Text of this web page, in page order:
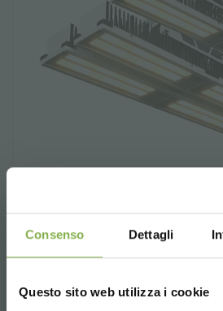
Consenso Dettagli
Questo sito web utilizza i cookie
COMBO luces
viveros, centros